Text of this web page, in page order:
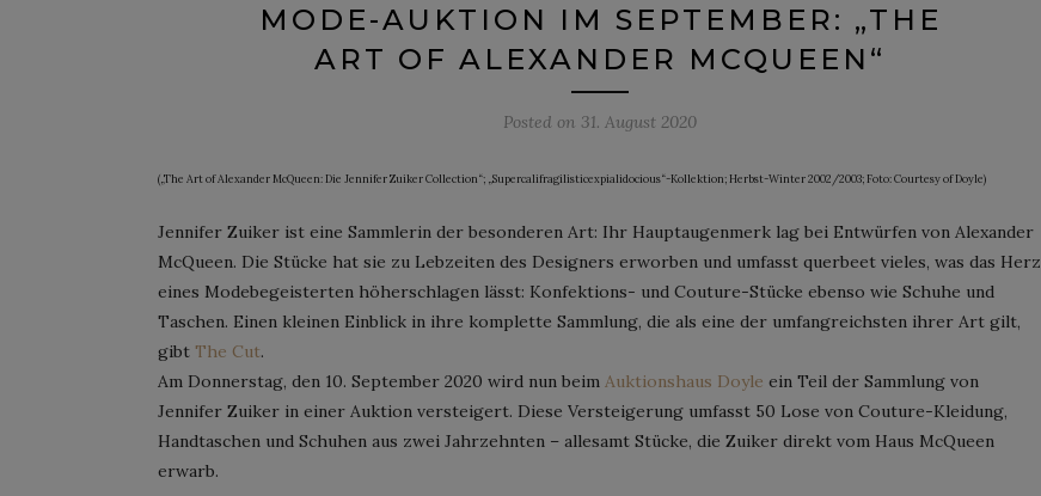
MODE-AUKTION IM SEPTEMBER: „THE
ART OF ALEXANDER MCQUEEN“
Posted on 31. August 2020
(„The Art of Alexander McQueen: Die Jennifer Zuiker Collection“; „Supercalifragilisticexpialidocious“-Kollektion; Herbst-Winter 2002/2003; Foto: Courtesy of Doyle)
Jennifer Zuiker ist eine Sammlerin der besonderen Art: Ihr Hauptaugenmerk lag bei Entwürfen von Alexander
McQueen. Die Stücke hat sie zu Lebzeiten des Designers erworben und umfasst querbeet vieles, was das Herz
eines Modebegeisterten höherschlagen lässt: Konfektions- und Couture-Stücke ebenso wie Schuhe und
Taschen. Einen kleinen Einblick in ihre komplette Sammlung, die als eine der umfangreichsten ihrer Art gilt,
gibt The Cut.
Am Donnerstag, den 10. September 2020 wird nun beim Auktionshaus Doyle ein Teil der Sammlung von
Jennifer Zuiker in einer Auktion versteigert. Diese Versteigerung umfasst 50 Lose von Couture-Kleidung,
Handtaschen und Schuhen aus zwei Jahrzehnten – allesamt Stücke, die Zuiker direkt vom Haus McQueen
erwarb.